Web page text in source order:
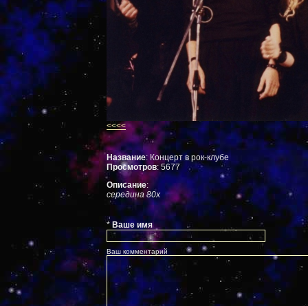
<<<<
Название: Концерт в рок-клубе
Просмотров: 5677
Описание:
середина 80х
*Ваше имя
Ваш комментарий